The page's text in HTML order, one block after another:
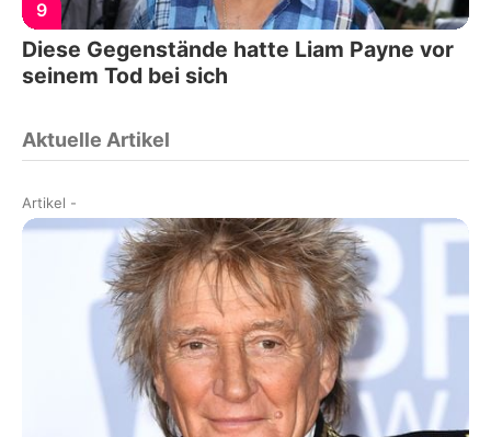
9
Diese Gegenstände hatte Liam Payne vor
seinem Tod bei sich
Aktuelle Artikel
Artikel -